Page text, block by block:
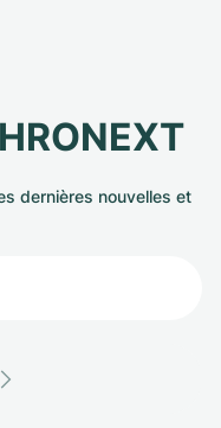
dernières nouvelles et